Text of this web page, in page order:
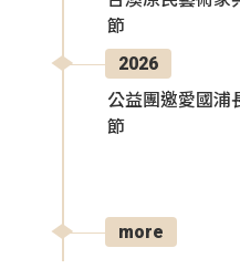
節
2026
公益團邀愛國浦
節
more